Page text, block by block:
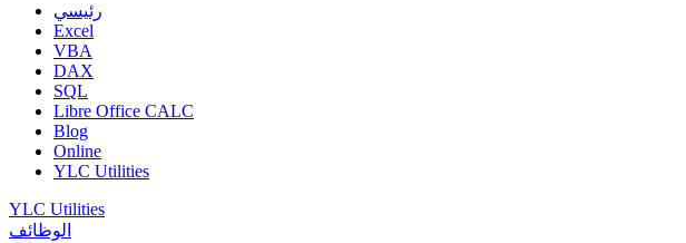
رئيسي
Excel
VBA
DAX
SQL
Libre Office CALC
Blog
Online
YLC Utilities
YLC Utilities
الوظائف